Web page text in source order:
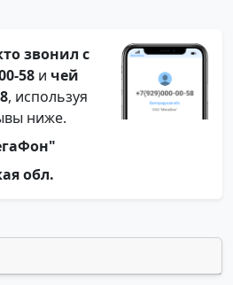
звонил с
58 и чей
, используя
ниже.
обл.